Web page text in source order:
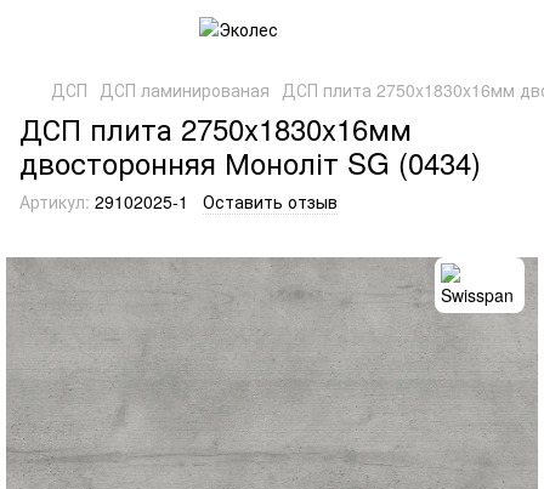
ДСП ДСП ламинированая ДСП плита 2750x1830x16мм
ДСП плита 2750x1830x16мм
двосторонняя Моноліт SG (0434)
Артикул: 29102025-1 Оставить отзыв